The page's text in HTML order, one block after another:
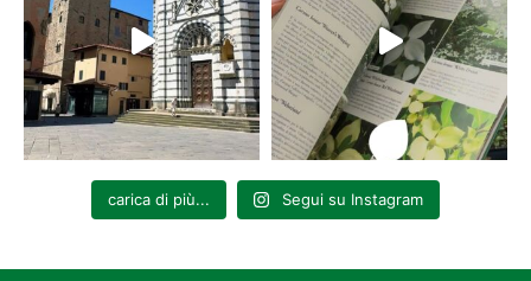
carica di più... Segui su Instagram